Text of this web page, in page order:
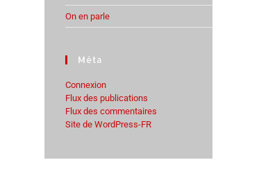
On en parle
Méta
Connexion
Flux des publications
Flux des commentaires
Site de WordPress-FR